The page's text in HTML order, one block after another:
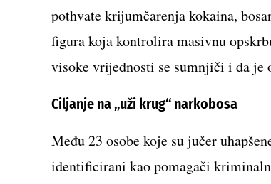
pothvate krijumčarenja kokaina,
figura koja kontrolira masivnu
visoke vrijednosti se sumnjiči i da je
Ciljanje na „uži krug“ narkobosa
Među 23 osobe koje su jučer
identificirani kao pomagači